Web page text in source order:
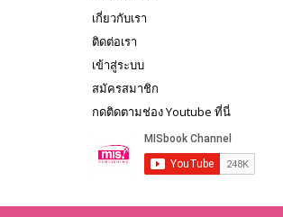
เกี่ยวกับเรา
ติดต่อเรา
เข้าสู่ระบบ
สมัครสมาชิก
กดติดตามช่อง Youtube ที่นี่